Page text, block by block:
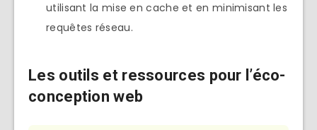
utilisant la mise en cache et en minimisant les
requêtes réseau.
Les outils et ressources pour l’éco-
conception web